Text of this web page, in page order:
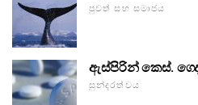
පුවත් සහ සමාජය
ඇස්පිරින් කෙස්.
සුන්දරත්වය